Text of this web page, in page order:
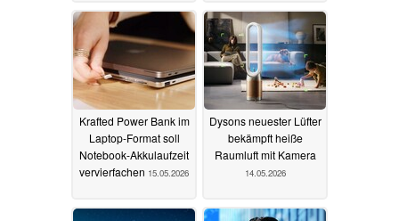
Krafted Power Bank im
Laptop-Format soll
Notebook-Akkulaufzeit
vervierfachen 15.05.2026
Dysons neuester Lüfter
bekämpft heiße
Raumluft mit Kamera
14.05.2026